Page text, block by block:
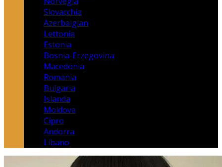
Slovacchia
Azerbaigian
Lettonia
Estonia
Bosnia-Erzegovina
Macedonia
Romania
Bulgaria
Islanda
Moldova
Cipro
Andorra
Libano